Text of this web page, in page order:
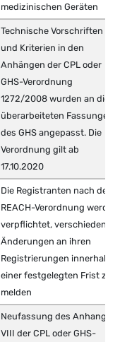
medizinischen Geräten
Technische Vorschriften
und Kriterien in den
Anhängen der CPL oder
GHS-Verordnung
1272/2008 wurden an die
überarbeiteten Fassungen
des GHS angepasst. Die
Verordnung gilt ab
17.10.2020
Die Registranten nach der
REACH-Verordnung werden
verpflichtet, verschiedene
Änderungen an ihren
Registrierungen innerhalb
einer festgelegten Frist zu
melden
Neufassung des Anhangs
VIII der CPL oder GHS-